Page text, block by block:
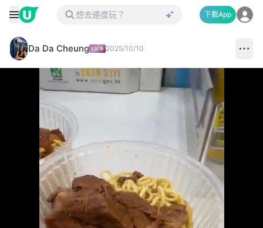
下載App
Da Da Cheung 2025/10/10